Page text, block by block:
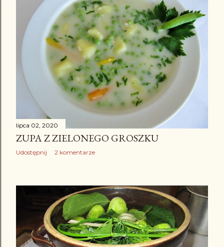
lipca 02, 2020
ZUPA Z ZIELONEGO GROSZKU
Udostępnij 2 komentarze